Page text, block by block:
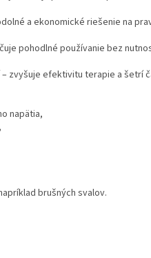
a ekonomické riešenie na
pohodlné používanie bez
zvyšuje efektivitu terapie a šetrí
napätia,
brušných svalov.